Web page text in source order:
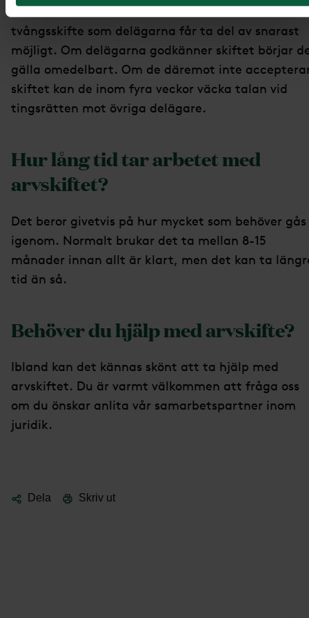
överens så verkställer skiftesmannen ett
tvångsskifte som delägarna får ta del av snarast
möjligt. Om delägarna godkänner skiftet börjar
gälla omedelbart. Om de däremot inte
skiftet kan de inom fyra veckor väcka talan vid
tingsrätten mot övriga delägare.
Hur lång tid tar arbetet med
arvskiftet?
Det beror givetvis på hur mycket som behöver gås
igenom. Normalt brukar det ta mellan 8-15
månader innan allt är klart, men det kan ta
tid än så.
Behöver du hjälp med arvskifte?
Ibland kan det kännas skönt att ta hjälp med
arvskiftet. Du är varmt välkommen att fråga oss
om du önskar anlita vår samarbetspartner inom
juridik.
Dela Skriv ut